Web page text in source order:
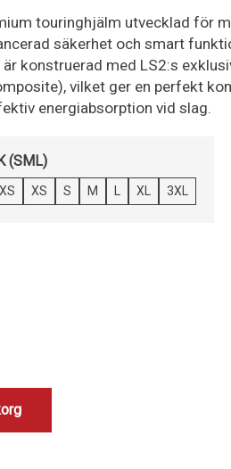
touringhjälm utvecklad för
säkerhet och smart
konstruerad med LS2:s
vilket ger en perfekt
energiabsorption vid slag.
(SML)
XS S M XL 3XL